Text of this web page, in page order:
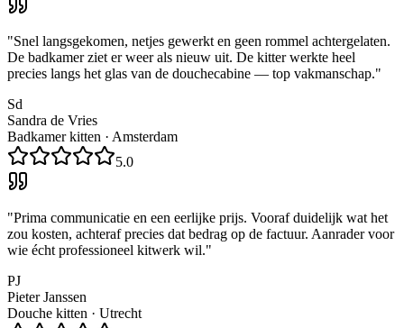
"Snel langsgekomen, netjes gewerkt en geen rommel achtergelaten.
De badkamer ziet er weer als nieuw uit. De kitter werkte heel
precies langs het glas van de douchecabine — top vakmanschap."
Sd
Sandra de Vries
Badkamer kitten · Amsterdam
5.0
"Prima communicatie en een eerlijke prijs. Vooraf duidelijk wat het
zou kosten, achteraf precies dat bedrag op de factuur. Aanrader voor
wie écht professioneel kitwerk wil."
PJ
Pieter Janssen
Douche kitten · Utrecht